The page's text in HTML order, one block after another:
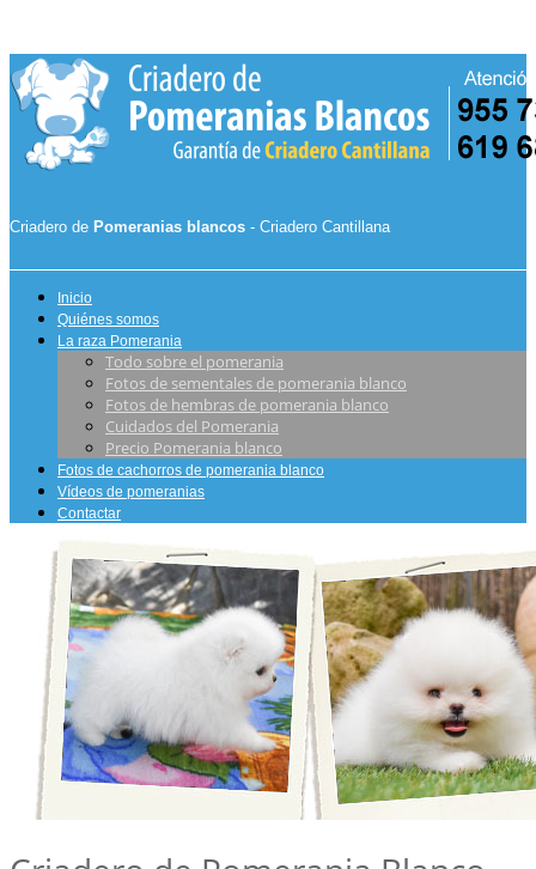
Criadero de Pomeranias blancos - Criadero Cantillana
Inicio
Quiénes somos
La raza Pomerania
Todo sobre el pomerania
Fotos de sementales de pomerania blanco
Fotos de hembras de pomerania blanco
Cuidados del Pomerania
Precio Pomerania blanco
Fotos de cachorros de pomerania blanco
Vídeos de pomeranias
Contactar